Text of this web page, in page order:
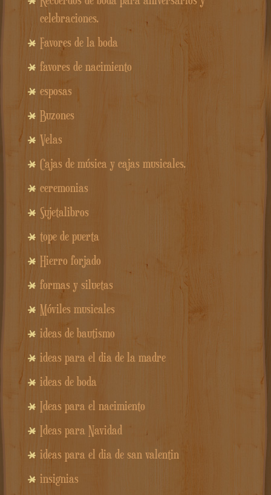
celebraciones.
Favores de la boda
favores de nacimiento
esposas
Buzones
Velas
Cajas de música y cajas musicales.
ceremonias
Sujetalibros
tope de puerta
Hierro forjado
formas y siluetas
Móviles musicales
ideas de bautismo
ideas para el dia de la madre
ideas de boda
Ideas para el nacimiento
Ideas para Navidad
ideas para el dia de san valentin
insignias